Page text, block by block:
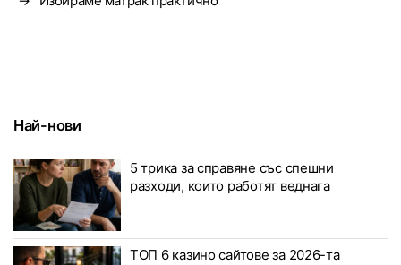
Най-нови
5 трика за справяне със спешни
разходи, които работят веднага
ТОП 6 казино сайтове за 2026-та